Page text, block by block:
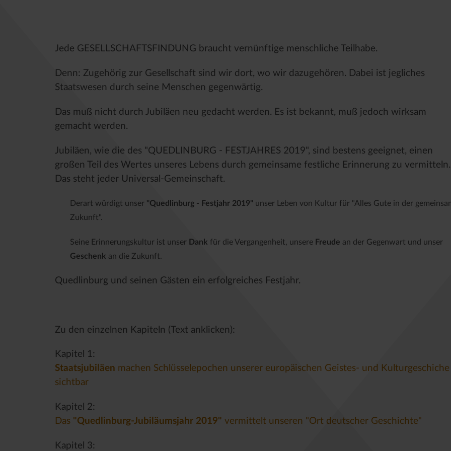
Jede GESELLSCHAFTSFINDUNG braucht vernünftige menschliche Teilhabe.
Denn: Zugehörig zur Gesellschaft sind wir dort, wo wir dazugehören. Dabei ist jegliches
Staatswesen durch seine Menschen gegenwärtig.
Das muß nicht durch Jubiläen neu gedacht werden. Es ist bekannt, muß jedoch wirksam
gemacht werden.
Jubiläen, wie die des "QUEDLINBURG - FESTJAHRES 2019", sind bestens geeignet, einen
großen Teil des Wertes unseres Lebens durch gemeinsame festliche Erinnerung zu vermitteln.
Das steht jeder Universal-Gemeinschaft.
Derart würdigt unser "Quedlinburg - Festjahr 2019" unser Leben von Kultur für "Alles Gute in der
Zukunft".
Seine Erinnerungskultur ist unser Dank für die Vergangenheit, unsere Freude an der Gegenwart und unser
Geschenk an die Zukunft.
Quedlinburg und seinen Gästen ein erfolgreiches Festjahr.
Zu den einzelnen Kapiteln (Text anklicken):
Kapitel 1:
Staatsjubiläen machen Schlüsselepochen unserer europäischen Geistes- und Kulturgeschiche
sichtbar
Kapitel 2:
Das "Quedlinburg-Jubiläumsjahr 2019" vermittelt unseren "Ort deutscher Geschichte"
Kapitel 3: